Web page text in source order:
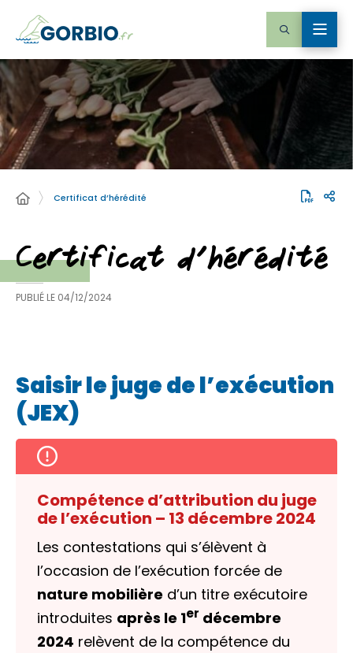
Certificat d’hérédité
Certificat d’hérédité
PUBLIÉ LE 04/12/2024
Saisir le juge de l’exécution
(JEX)
Compétence d’attribution du juge
de l’exécution – 13 décembre 2024
Les contestations qui s’élèvent à
l’occasion de l’exécution forcée de
nature mobilière d’un titre exécutoire
introduites après le 1er décembre
2024 relèvent de la compétence du